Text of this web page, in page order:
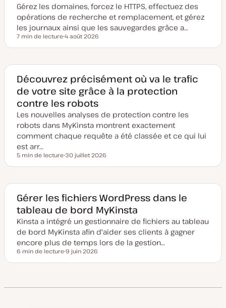
Gérez les domaines, forcez le HTTPS, effectuez des
opérations de recherche et remplacement, et gérez
les journaux ainsi que les sauvegardes grâce a…
Temps de lecture
7 min de lecture
a
m
i
s
e
à
j
o
u
r
4 août 2026
Découvrez précisément où va le trafic
de votre site grâce à la protection
contre les robots
Les nouvelles analyses de protection contre les
robots dans MyKinsta montrent exactement
comment chaque requête a été classée et ce qui lui
est arr…
Temps de lecture
5 min de lecture
a
e
m
i
s
e
à
j
o
u
r
30 juillet 2026
Gérer les fichiers WordPress dans le
tableau de bord MyKinsta
Kinsta a intégré un gestionnaire de fichiers au tableau
de bord MyKinsta afin d'aider ses clients à gagner
encore plus de temps lors de la gestion…
Temps de lecture
6 min de lecture
a
e
9 juin 2026